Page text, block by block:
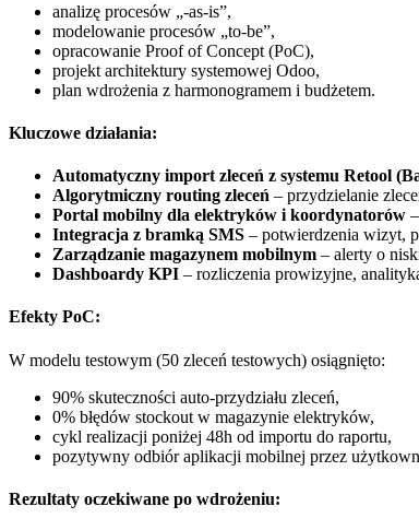
analizę procesów „-as-is”,
modelowanie procesów „to-be”,
opracowanie Proof of Concept (PoC),
projekt architektury systemowej Odoo,
plan wdrożenia z harmonogramem i budżetem.
Kluczowe działania:
Automatyczny import zleceń z systemu Retool
Algorytmiczny routing zleceń – przydzielanie
Portal mobilny dla elektryków i koordynatorów
Integracja z bramką SMS – potwierdzenia wizyt,
Zarządzanie magazynem mobilnym – alerty o
Dashboardy KPI – rozliczenia prowizyjne,
Efekty PoC:
W modelu testowym (50 zleceń testowych) osiągnięto:
90% skuteczności auto-przydziału zleceń,
0% błędów stockout w magazynie elektryków,
cykl realizacji poniżej 48h od importu do raportu,
pozytywny odbiór aplikacji mobilnej przez
Rezultaty oczekiwane po wdrożeniu: